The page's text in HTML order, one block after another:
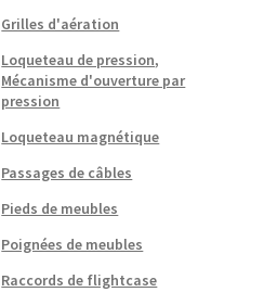
Grilles d'aération
Loqueteau de pression,
Mécanisme d'ouverture par
pression
Loqueteau magnétique
Passages de câbles
Pieds de meubles
Poignées de meubles
Raccords de flightcase